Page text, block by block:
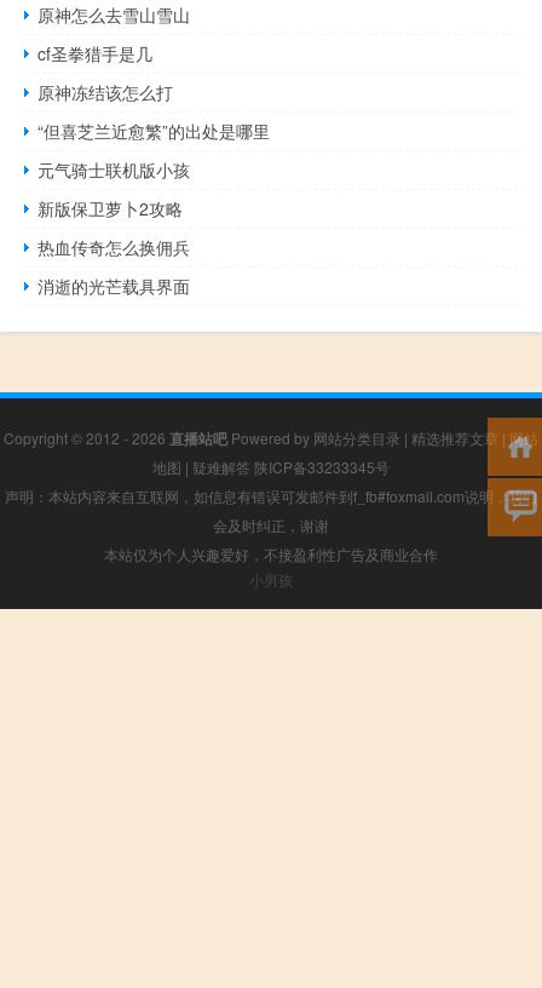
原神怎么去雪山雪山
cf圣拳猎手是几
原神冻结该怎么打
“但喜芝兰近愈繁”的出处是哪里
元气骑士联机版小孩
新版保卫萝卜2攻略
热血传奇怎么换佣兵
消逝的光芒载具界面
Copyright © 2012 - 2026 直播站吧 Powered by 网站分类目录 | 精选推荐文章 | 网站
地图 | 疑难解答 陕ICP备33233345号
声明：本站内容来自互联网，如信息有错误可发邮件到f_fb#foxmail.com说明，我们
会及时纠正，谢谢
本站仅为个人兴趣爱好，不接盈利性广告及商业合作
小男孩